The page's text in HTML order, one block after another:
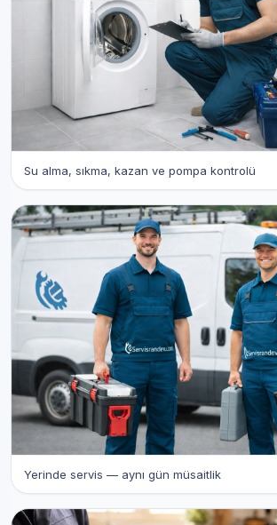
Su alma, sıkma, kazan ve pompa kontrolü
Yerinde servis — aynı gün müsaitlik